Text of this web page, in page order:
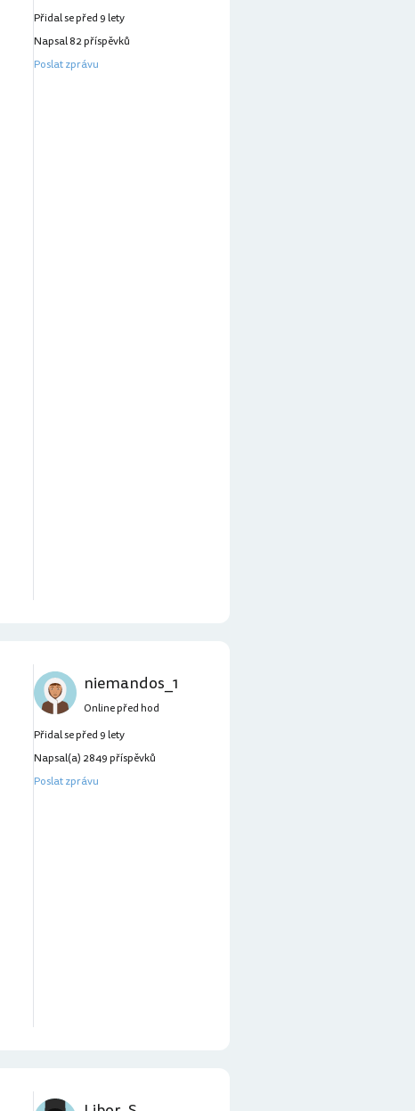
Přidal se před 9 lety
Napsal 82 příspěvků
Poslat zprávu
niemandos_1
Online před hod
Přidal se před 9 lety
Napsal(a) 2849 příspěvků
Poslat zprávu